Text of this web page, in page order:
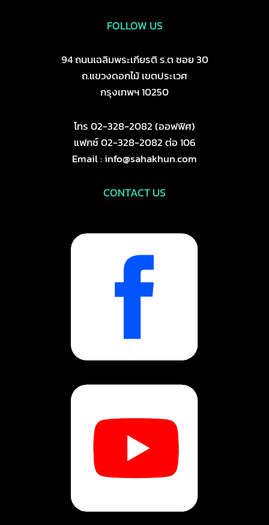
FOLLOW US
94 ถนนเฉลิมพระเกียรติ ร.ต ซอย 30
ถ.แขวงดอกไม้ เขตประเวศ
กรุงเทพฯ 10250
โทร 02-328-2082 (ออฟฟิศ)
แฟกซ์ 02-328-2082 ต่อ 106
Email : info@sahakhun.com
CONTACT US